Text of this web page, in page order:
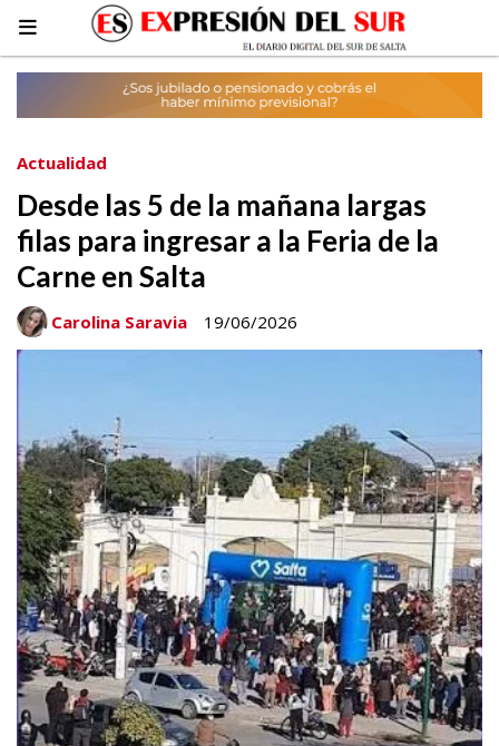
Desde las 5 de la mañana largas
filas para ingresar a la Feria de la
Carne en Salta
Actualidad
19/06/2026
Carolina Saravia